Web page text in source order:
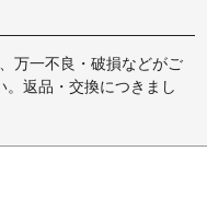
万一不良・破損などがご
返品・交換につきまし